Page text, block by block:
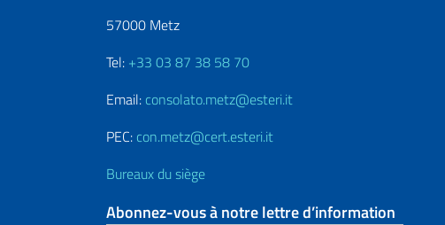
57000 Metz
Tel: +33 03 87 38 58 70
Email: consolato.metz@esteri.it
PEC: con.metz@cert.esteri.it
Bureaux du siège
Abonnez-vous à notre lettre d’information